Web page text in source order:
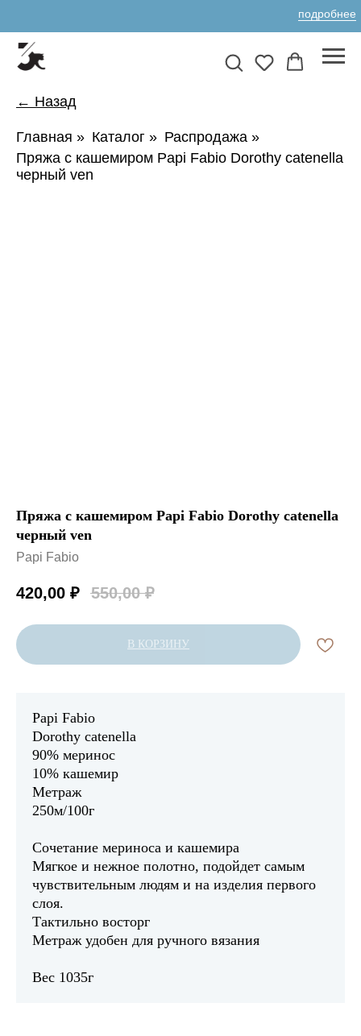
подробнее
← Назад
Главная » Каталог » Распродажа »
Пряжа с кашемиром Papi Fabio Dorothy catenella
черный ven
Пряжа с кашемиром Papi Fabio Dorothy catenella
черный ven
Papi Fabio
420,00 ₽ 550,00 ₽
В КОРЗИНУ
Papi Fabio
Dorothy catenella
90% меринос
10% кашемир
Метраж
250м/100г
Сочетание мериноса и кашемира
Мягкое и нежное полотно, подойдет самым
чувствительным людям и на изделия первого
слоя.
Тактильно восторг
Метраж удобен для ручного вязания
Вес 1035г